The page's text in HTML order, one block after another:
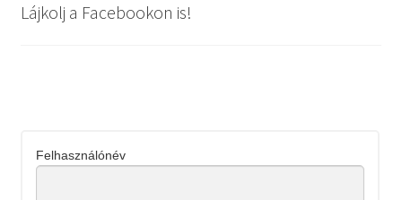
Lájkolj a Facebookon is!
Felhasználónév